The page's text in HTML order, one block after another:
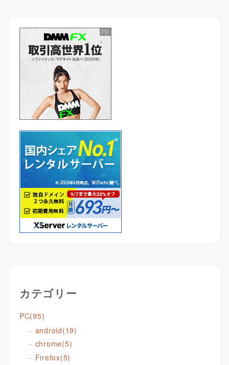
カテゴリー
PC(95)
android(19)
chrome(5)
Firefox(5)